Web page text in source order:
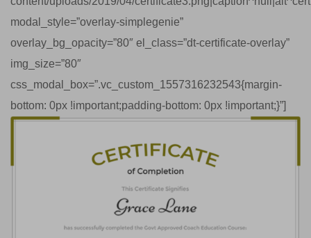
modal_style=”overlay-simplegenie”
overlay_bg_opacity=”80″ el_class=”dt-certificate-overlay”
img_size=”80″
css_modal_box=”.vc_custom_1557316232543{margin-
bottom: 0px !important;padding-bottom: 0px !important;}”]